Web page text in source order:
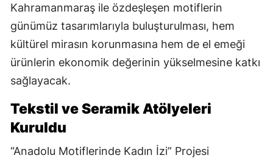
Kahramanmaraş ile özdeşleşen motiflerin
günümüz tasarımlarıyla buluşturulması, hem
kültürel mirasın korunmasına hem de el emeği
ürünlerin ekonomik değerinin yükselmesine katkı
sağlayacak.
Tekstil ve Seramik Atölyeleri
Kuruldu
“Anadolu Motiflerinde Kadın İzi” Projesi